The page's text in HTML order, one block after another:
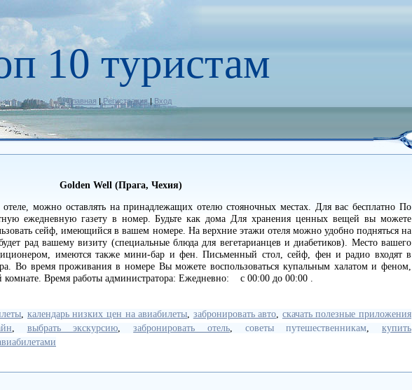
10 туристам
Главная | Регистрация| Вход
Golden Well (Прага, Чехия)
можно оставлять на принадлежащих отелю стояночных местах. Для вас бесплатно По
ежедневную газету в номер. Будьте как дома Для хранения ценных вещей вы можете
сейф, имеющийся в вашем номере. На верхние этажи отеля можно удобно подняться на
рад вашему визиту (специальные блюда для вегетарианцев и диабетиков). Место вашего
имеются также мини-бар и фен. Письменный стол, сейф, фен и радио входят в
Во время проживания в номере Вы можете воспользоваться купальным халатом и феном,
комнате. Время работы администратора: Ежедневно: с 00:00 до 00:00 .
календарь низких цен на авиабилеты забронировать авто скачать полезные приложения
выбрать экскурсию ,забронировать отель, советы путешественникам ,купить